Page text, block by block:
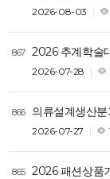
2026-08-03
867 2026 추계학술
2026-07-28
866 의류설계생산
2026-07-27
865 2026 패션상품